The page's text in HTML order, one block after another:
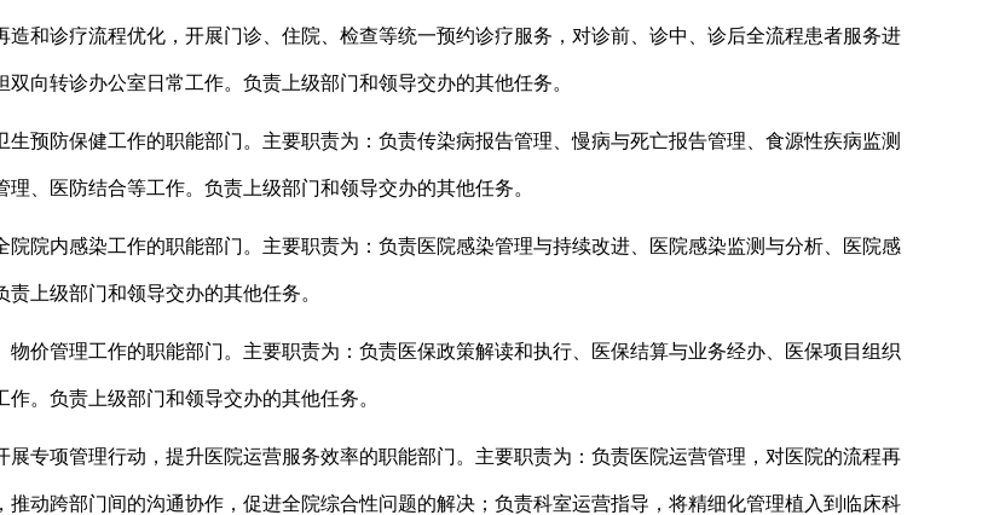
和诊疗流程优化，开展门诊、住院、检查等统一预约诊疗服务，对诊前、诊中、诊后全流程患者服务进
向转诊办公室日常工作。 负责 上级部门和领导交办的其他任务。
预防保健工作的职能部门。主要职责为：负责传染病报告管理、慢病与死亡报告管理、食源性疾病监测
、医防结合等工作。 负责 上级部门和领导交办的其他任务。
院院内感染工作的职能部门。主要职责为：负责医院感染管理与持续改进、医院感染监测与分析、医院感
责 上级部门和领导交办的其他任务。
价管理工作的职能部门。主要职责为：负责医保政策解读和执行、医保结算与业务经办、医保项目组织
。 负责 上级部门和领导交办的其他任务。
专项管理行动，提升医院运营服务效率的职能部门。主要职责为：负责医院运营管理，对医院的流程再
动跨部门间的沟通协作，促进全院综合性问题的解决；负责科室运营指导，将精细化管理植入到临床科